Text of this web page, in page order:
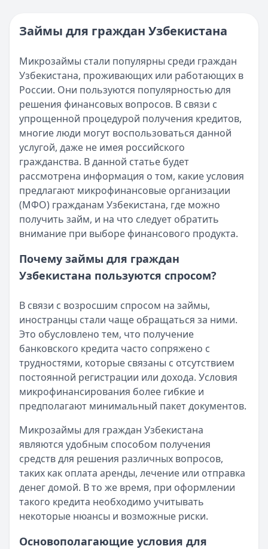
Категория:МФО и микрозаймы
Все статьи
Возврат переплаты в «Займере»: актуальная
Опубликовано:5 декабря 2025 г.
Категория:МФО
Читать новость
Срочный микрозайм 15 000 ₽ на карту: свежая
Кратко:Нужны 15 000 рублей на карту прямо сегодня?
Опубликовано:5 декабря 2025 г.
Категория:МФО
Читать новость
Рекордный рост доли клиентов МФО с iPhone: что
Кратко:В III квартале 2025 года владельцы iPhone
Опубликовано:5 декабря 2025 г.
Категория:МФО
Читать новость
Кратко:Авторизация через Госуслуги ускоряет
Опубликовано:23 ноября 2025 г.
Читать новость
Смс о «одобренном займе» от Bigmani Ru: как
Кратко: Пришло СМС об одобрении займа от Bigmani
Опубликовано:23 ноября 2025 г.
Категория:МФО
Читать новость
Все новости
Займы для граждан Узбекистана
Микрозаймы стали популярны среди граждан
Узбекистана, проживающих или работающих в
России. Они пользуются популярностью для
решения финансовых вопросов. В связи с
упрощенной процедурой получения кредитов,
многие люди могут воспользоваться данной
услугой, даже не имея российского
гражданства. В данной статье будет
рассмотрена информация о том, какие условия
предлагают микрофинансовые организации
(МФО) гражданам Узбекистана, где можно
получить займ, и на что следует обратить
внимание при выборе финансового продукта.
Почему займы для граждан
Узбекистана пользуются спросом?
В связи с возросшим спросом на займы,
иностранцы стали чаще обращаться за ними.
Это обусловлено тем, что получение
банковского кредита часто сопряжено с
трудностями, которые связаны с отсутствием
постоянной регистрации или дохода. Условия
микрофинансирования более гибкие и
предполагают минимальный пакет документов.
Микрозаймы для граждан Узбекистана
являются удобным способом получения
средств для решения различных вопросов,
таких как оплата аренды, лечение или отправка
денег домой. В то же время, при оформлении
такого кредита необходимо учитывать
некоторые нюансы и возможные риски.
Основополагающие условия для